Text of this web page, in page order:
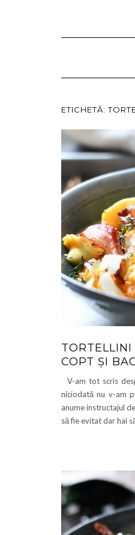
ETICHETĂ:
COPT ȘI
V-am tot scris
niciodată nu v-am
anume instructajul
să fie evitat dar hai